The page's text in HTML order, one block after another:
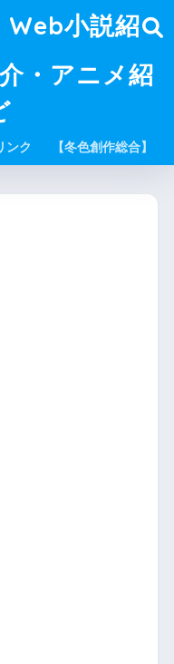
小説紹
・アニメ紹
ンク 【冬色創作総合】